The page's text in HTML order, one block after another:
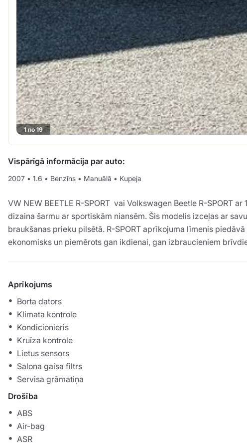
1 no 19
Vispārīgā informācija par auto:
2007 • 1.6 • Benzīns • Manuālā • Kupeja
VW NEW BEETLE R-SPORT vai Volkswagen Beetle R-SPORT
dizaina šarmu ar sportiskām niansēm. Šis modelis izceļas ar
braukšanas prieku pilsētā. R-SPORT aprīkojuma līmenis
ekonomisks un piemērots gan ikdienai, gan izbraucieniem
Aprīkojums
Borta dators
Klimata kontrole
Kondicionieris
Kruīza kontrole
Lietus sensors
Salona gaisa filtrs
Servisa grāmatiņa
Drošība
ABS
Air-bag
ASR